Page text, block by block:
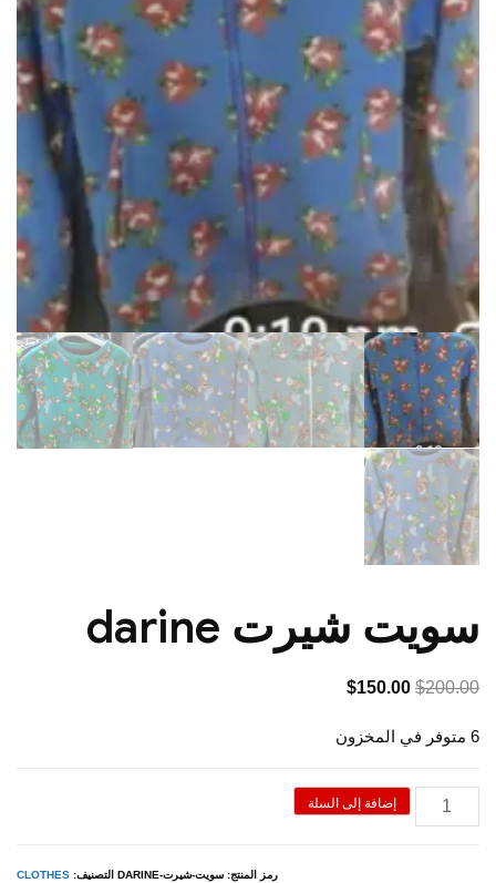
سويت شيرت darine
$200.00
السعر
هو:
$150.00 السعر
هو:
6 متوفر في المخزون
كمية
سويت
إضافة إلى السلة
رمز المنتج: سويت-شيرت-DARINE التصنيف: CLOTHES